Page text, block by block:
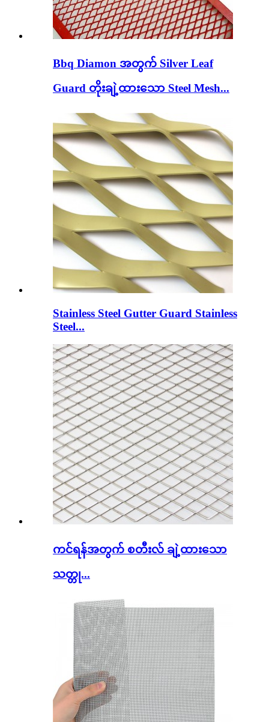
Bbq Diamon အတွက် Silver Leaf
Guard တိုးချဲ့ထားသော Steel Mesh...
Stainless Steel Gutter Guard Stainless
Steel...
ကင်ရန်အတွက် စတီးလ် ချဲ့ထားသော
သတ္တု...